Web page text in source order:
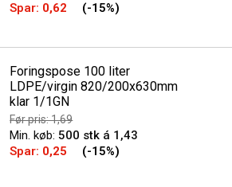
Spar: 0,62 (-15%)
Foringspose 100 liter
LDPE/virgin 820/200x630mm
klar 1/1GN
Før pris: 1,69
Min. køb: 500 stk á 1,43
Spar: 0,25 (-15%)